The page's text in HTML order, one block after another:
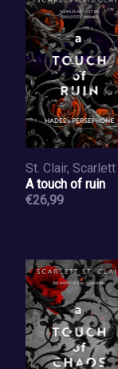
St. Clair, Scarlett
A touch of ruin
€26,99